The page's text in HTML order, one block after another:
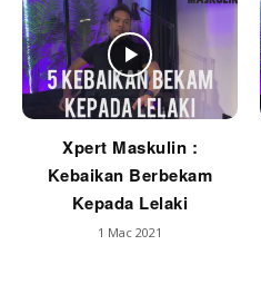
Xpert Maskulin :
Kebaikan Berbekam
Kepada Lelaki
1 Mac 2021